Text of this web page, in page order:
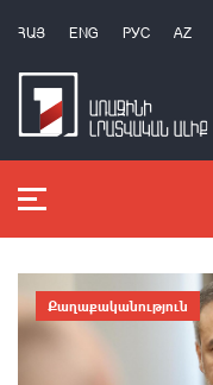
ՀԱՅ ENG РУС AZ
Քաղաքականություն